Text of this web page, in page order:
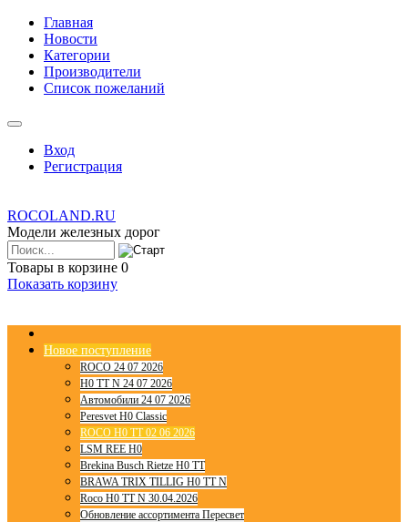
Главная
Новости
Категории
Производители
Список пожеланий
Вход
Регистрация
ROCOLAND.RU
Модели железных дорог
Товары в корзине 0
Показать корзину
Новое поступление
ROCO 24 07 2026
H0 TT N 24 07 2026
Автомобили 24 07 2026
Peresvet H0 Classic
ROCO H0 TT 02 06 2026
LSM REE H0
Brekina Busch Rietze H0 TT
BRAWA TRIX TILLIG H0 TT N
Roco H0 TT N 30.04.2026
Обновление ассортимента Пересвет